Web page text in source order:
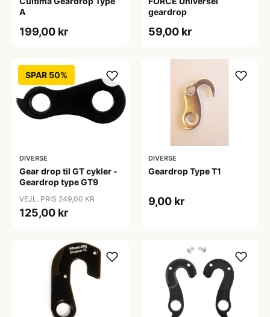
A
199,00 kr
geardrop
59,00 kr
SPAR 50%
DIVERSE
Gear drop til GT cykler -
Geardrop type GT9
VEJL. PRIS 249,00 KR
125,00 kr
DIVERSE
Geardrop Type T1
9,00 kr